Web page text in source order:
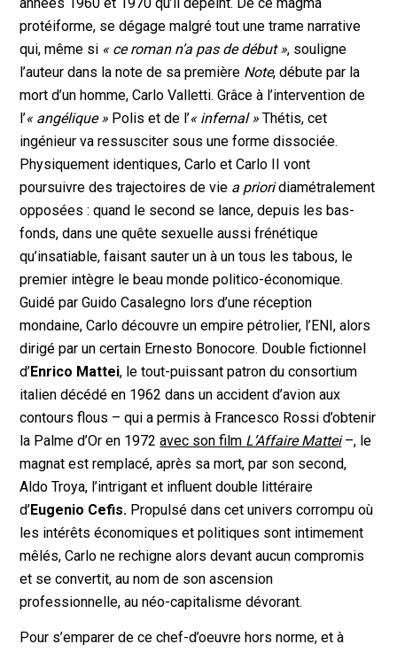
protéiforme, se dégage malgré tout une trame narrative
qui, même si « ce roman n’a pas de début », souligne
l’auteur dans la note de sa première Note, débute par la
mort d’un homme, Carlo Valletti. Grâce à l’intervention de
l’« angélique » Polis et de l’« infernal » Thétis, cet
ingénieur va ressusciter sous une forme dissociée.
Physiquement identiques, Carlo et Carlo II vont
poursuivre des trajectoires de vie a prioridiamétralement
opposées : quand le second se lance, depuis les bas-
fonds, dans une quête sexuelle aussi frénétique
qu’insatiable, faisant sauter un à un tous les tabous, le
premier intègre le beau monde politico-économique.
Guidé par Guido Casalegno lors d’une réception
mondaine, Carlo découvre un empire pétrolier, l’ENI, alors
dirigé par un certain Ernesto Bonocore. Double fictionnel
d’Enrico Mattei, le tout-puissant patron du consortium
italien décédé en 1962 dans un accident d’avion aux
contours flous – qui a permis à Francesco Rossi d’obtenir
la Palme d’Or en 1972avec son film L’Affaire Mattei–, le
magnat est remplacé, après sa mort, par son second,
Aldo Troya, l’intrigant et influent double littéraire
d’Eugenio Cefis. Propulsé dans cet univers corrompu où
les intérêts économiques et politiques sont intimement
mêlés, Carlo ne rechigne alors devant aucun compromis
et se convertit, au nom de son ascension
professionnelle, au néo-capitalisme dévorant.
Pour s’emparer de ce chef-d’oeuvre hors norme, et à